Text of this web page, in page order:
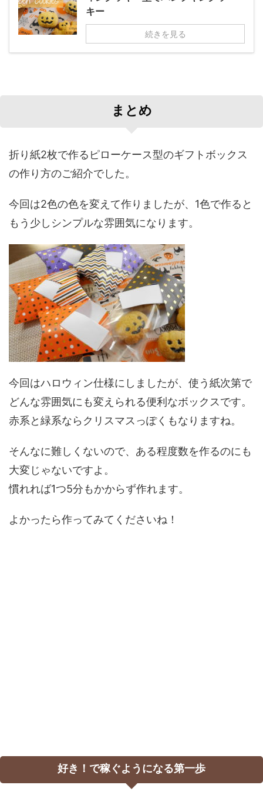
キー
続きを見る
まとめ
折り紙2枚で作るピローケース型のギフトボックス
の作り方のご紹介でした。
今回は2色の色を変えて作りましたが、1色で作ると
もう少しシンプルな雰囲気になります。
今回はハロウィン仕様にしましたが、使う紙次第で
どんな雰囲気にも変えられる便利なボックスです。
赤系と緑系ならクリスマスっぽくもなりますね。
そんなに難しくないので、ある程度数を作るのにも
大変じゃないですよ。
慣れれば1つ5分もかからず作れます。
よかったら作ってみてくださいね！
好き！で稼ぐようになる第一歩